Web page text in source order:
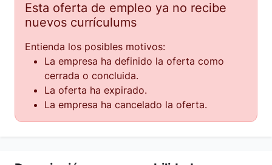
Esta oferta de empleo ya no recibe
nuevos currículums
Entienda los posibles motivos:
La empresa ha definido la oferta como
cerrada o concluida.
La oferta ha expirado.
La empresa ha cancelado la oferta.